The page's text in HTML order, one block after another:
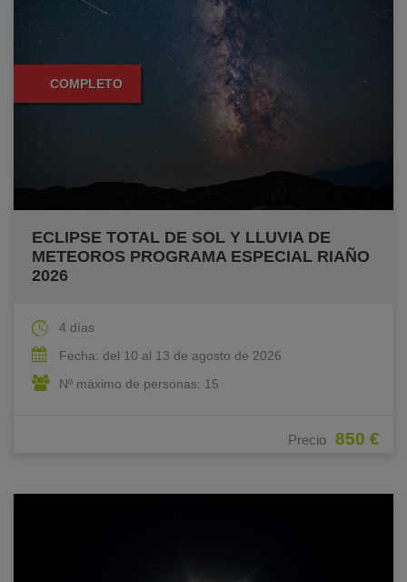
COMPLETO
ECLIPSE TOTAL DE SOL Y LLUVIA DE
METEOROS PROGRAMA ESPECIAL RIAÑO
2026
Precio 850 €
4 días
Fecha: del 10 al 13 de agosto de 2026
Nº máximo de personas: 15